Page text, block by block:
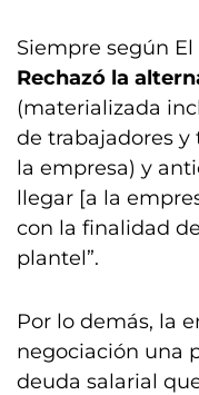
Siempre según El
Rechazó la
(materializada
de trabajadores y
la empresa) y
llegar [a la
con la finalidad
plantel”.
Por lo demás, la
negociación una
deuda salarial